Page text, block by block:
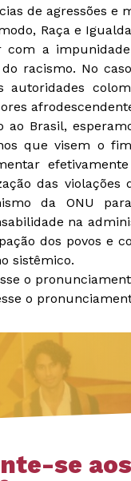
de agressões e
Raça e
com a
racismo. No
autoridades
ao Brasil,
que visem o
das violações
da ONU
na
dos povos e
sistêmico.
o
o
se